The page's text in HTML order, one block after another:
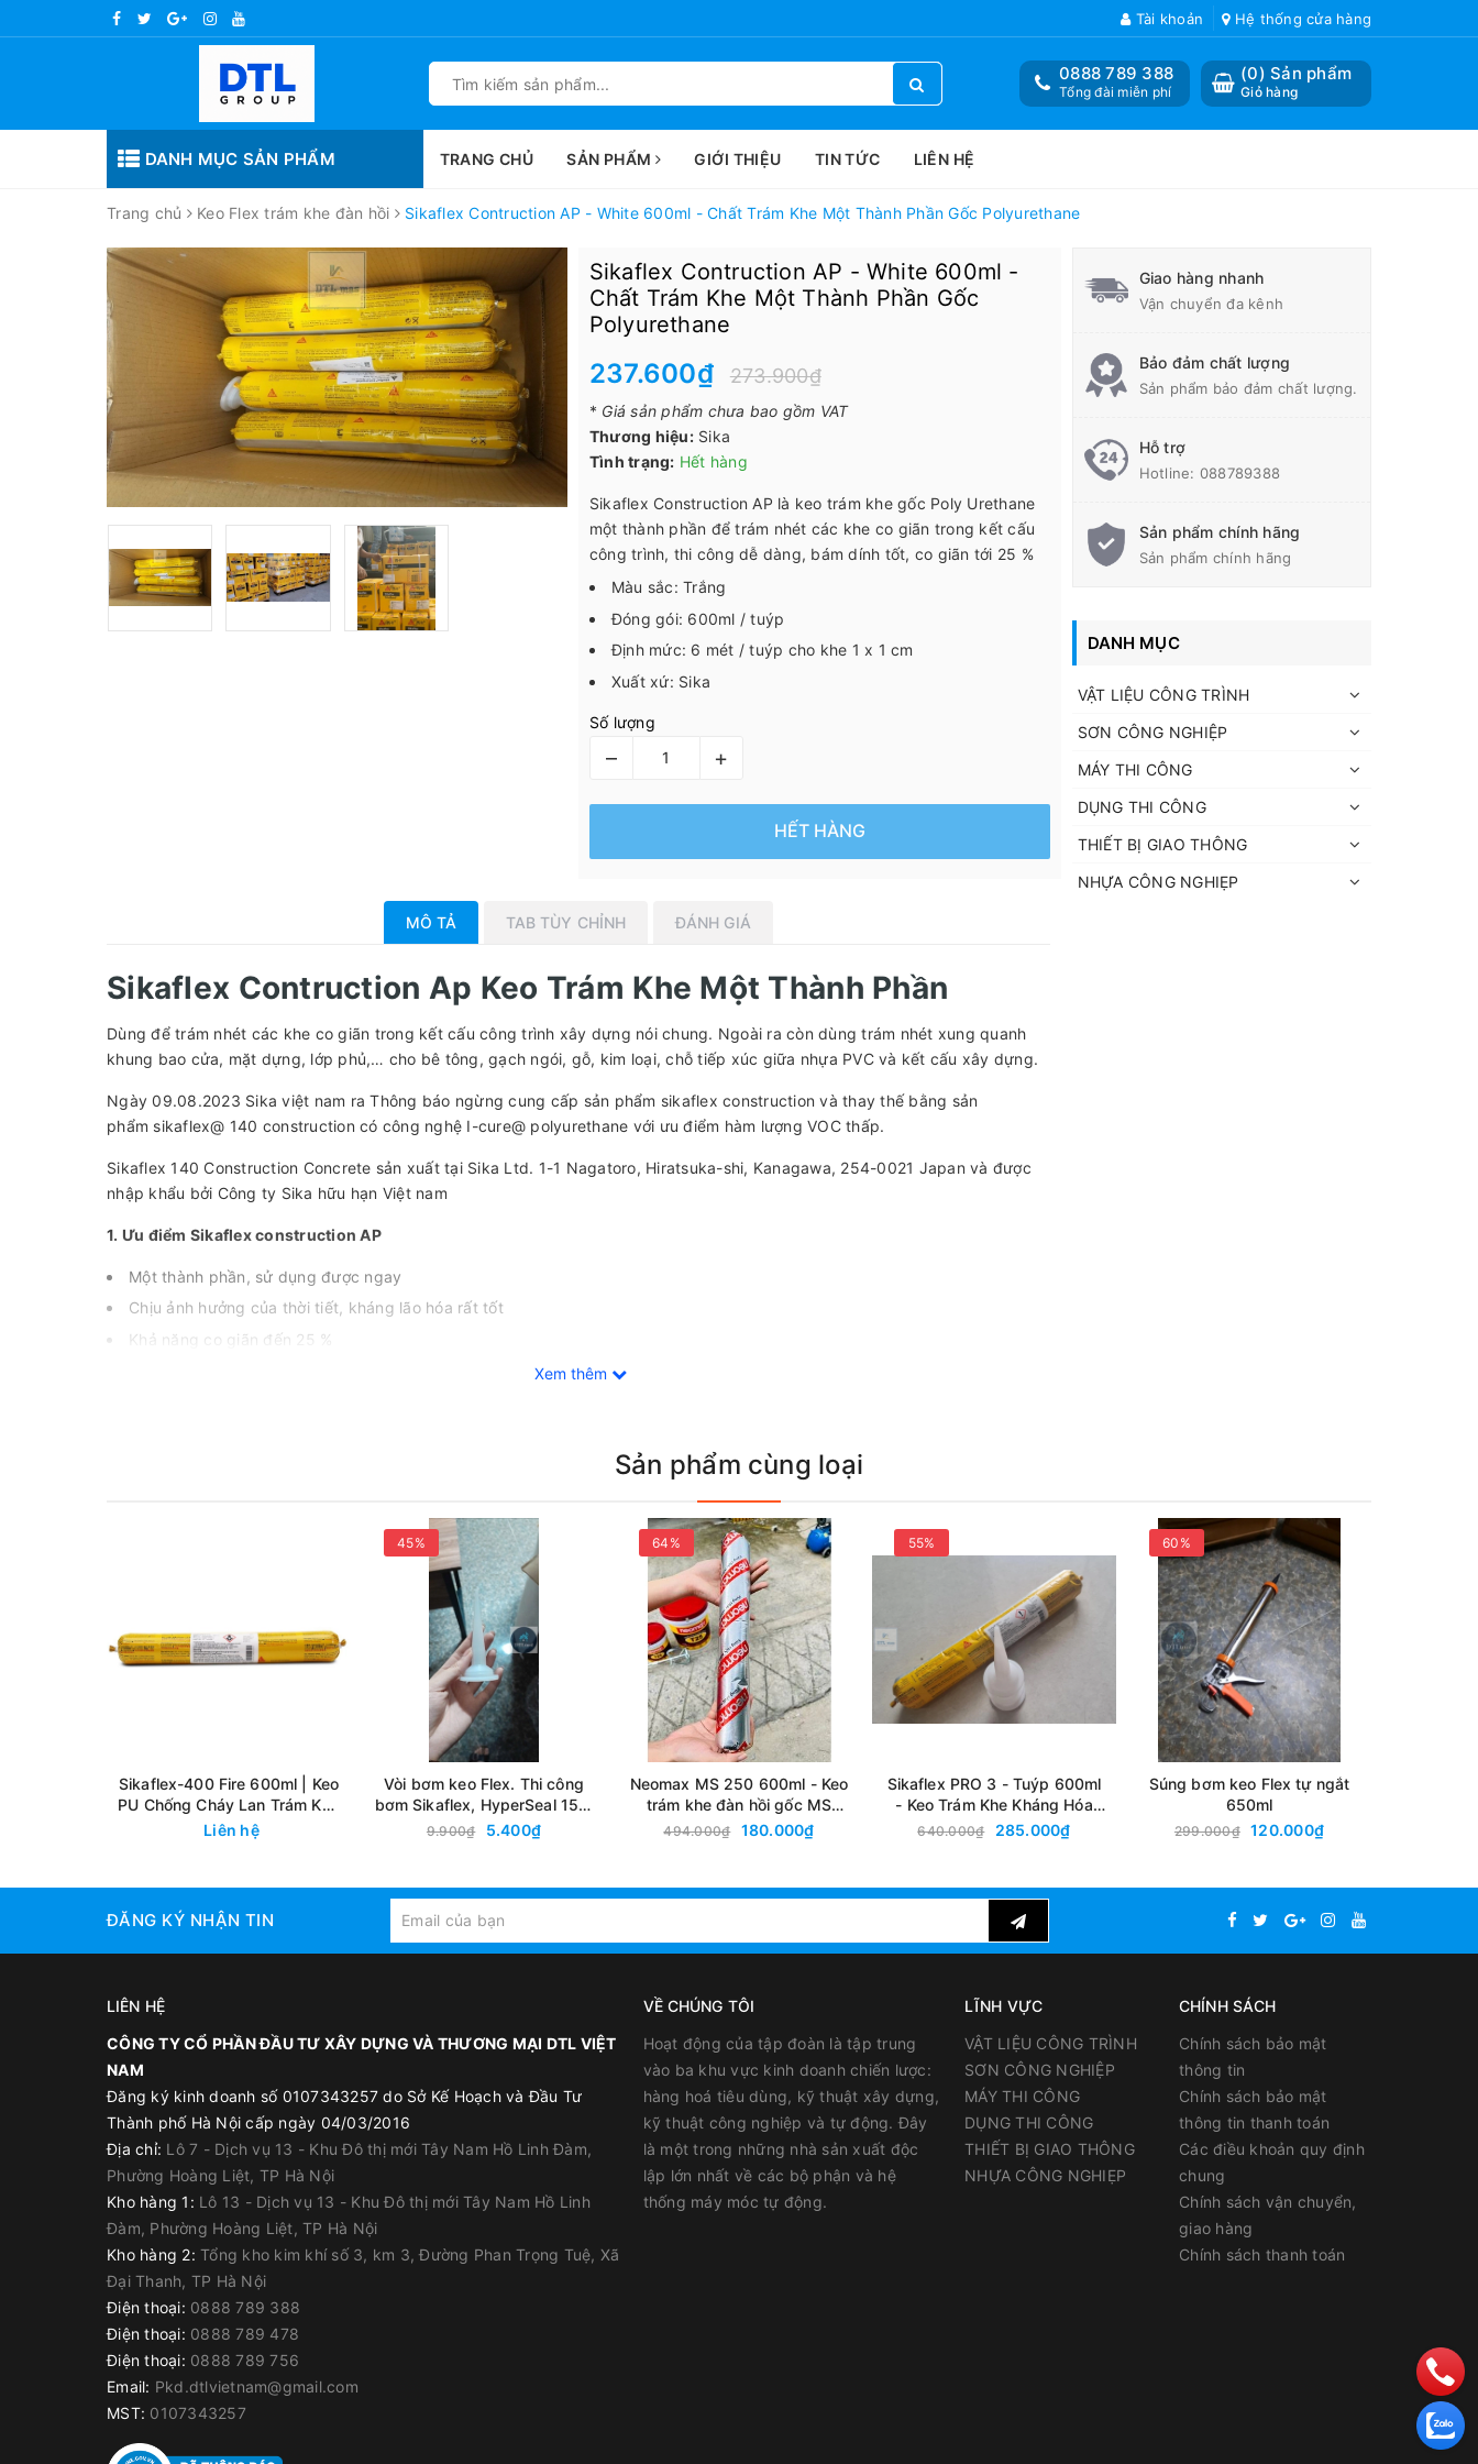
Tài khoản Hệ thống cửa hàng
(0) Sản phẩm
Giỏ hàng
0888 789 388
Tổng đài miễn phí
DANH MỤC SẢN PHẨM TRANG CHỦ SẢN PHẨM GIỚI THIỆU TIN TỨC LIÊN HỆ
Trang chủ Keo Flex trám khe đàn hồi Sikaflex Contruction AP - White 600ml - Chất Trám Khe Một Thành Phần Gốc Polyurethane
Sikaflex Contruction AP - White 600ml -
Chất Trám Khe Một Thành Phần Gốc
Polyurethane
237.600₫ 273.900₫
* Giá sản phẩm chưa bao gồm VAT
Thương hiệu: Sika
Tình trạng: Hết hàng
Sikaflex Construction AP là keo trám khe gốc Poly Urethane
một thành phần để trám nhét các khe co giãn trong kết cấu
công trình, thi công dễ dàng, bám dính tốt, co giãn tới 25 %
Màu sắc: Trắng
Đóng gói: 600ml / tuýp
Định mức: 6 mét / tuýp cho khe 1 x 1 cm
Xuất xứ: Sika
Số lượng
– +
HẾT HÀNG
MÔ TẢ TAB TÙY CHỈNH ĐÁNH GIÁ
Sikaflex Contruction Ap Keo Trám Khe Một Thành Phần
Dùng để trám nhét các khe co giãn trong kết cấu công trình xây dựng nói chung. Ngoài ra còn dùng trám nhét xung quanh
khung bao cửa, mặt dựng, lớp phủ,… cho bê tông, gạch ngói, gỗ, kim loại, chỗ tiếp xúc giữa nhựa PVC và kết cấu xây dựng.
Ngày 09.08.2023 Sika việt nam ra Thông báo ngừng cung cấp sản phẩm sikaflex construction và thay thế bằng sản
phẩm sikaflex@ 140 construction có công nghệ I-cure@ polyurethane với ưu điểm hàm lượng VOC thấp.
Sikaflex 140 Construction Concrete sản xuất tại Sika Ltd. 1-1 Nagatoro, Hiratsuka-shi, Kanagawa, 254-0021 Japan và được
nhập khẩu bởi Công ty Sika hữu hạn Việt nam
1. Ưu điểm Sikaflex construction AP
Một thành phần, sử dụng được ngay
Chịu ảnh hưởng của thời tiết, kháng lão hóa rất tốt
Khả năng co giãn đến 25 %
Chứng nhận: Theo tiêu chuẩn ISO 11600 ( Loại F, tiêu chuẩn 25HM/20LM).
2. Thông tin sản phẩm chất trám khe đàn hồi:
Dạng/ Màu: Trắng, xám bê tông, đen , be
Đóng gói: 600ml/ Tuýp và 20 Tuýp/Thùng
Điều kiện lưu trữ: bảo quản trong điều kiện khô ráo, thoáng mát ở nhiệt độ từ 10
C, không bị ánh sáng mặt trời chiếu
trực tiếp
Thời hạn sử dụng: 12 tháng kể từ ngày sản xuất
Xem thêm
Giao hàng nhanh
Vận chuyển đa kênh
Bảo đảm chất lượng
Sản phẩm bảo đảm chất lượng.
Hỗ trợ
Hotline: 088789388
Sản phẩm chính hãng
Sản phẩm chính hãng
DANH MỤC
VẬT LIỆU CÔNG TRÌNH
SƠN CÔNG NGHIỆP
MÁY THI CÔNG
DỤNG THI CÔNG
THIẾT BỊ GIAO THÔNG
NHỰA CÔNG NGHIẸP
Sản phẩm cùng loại
Sikaflex-400 Fire 600ml | Keo
PU Chống Cháy Lan Trám Khe
Ngăn Cháy 4 Giờ
Liên hệ
45%
Vòi bơm keo Flex. Thi công
bơm Sikaflex, HyperSeal 150,
Keo Silicone Dow Corning
9.900₫ 5.400₫
64%
Neomax MS 250 600ml - Keo
trám khe đàn hồi gốc MS
Polymer
494.000₫ 180.000₫
55%
Sikaflex PRO 3 - Tuýp 600ml
- Keo Trám Khe Kháng Hóa
Chất Đàn Hồi Cao (Sản phẩm
640.000₫ 285.000₫
60%
Súng bơm keo Flex tự ngắt
650ml
299.000₫ 120.000₫
ĐĂNG KÝ NHẬN TIN
LIÊN HỆ
CÔNG TY CỔ PHẦN ĐẦU TƯ XÂY DỰNG VÀ THƯƠNG MẠI DTL VIỆT
NAM
Đăng ký kinh doanh số 0107343257 do Sở Kế Hoạch và Đầu Tư
Thành phố Hà Nội cấp ngày 04/03/2016
Địa chỉ: Lô 7 - Dịch vụ 13 - Khu Đô thị mới Tây Nam Hồ Linh Đàm,
Phường Hoàng Liệt, TP Hà Nội
Kho hàng 1: Lô 13 - Dịch vụ 13 - Khu Đô thị mới Tây Nam Hồ Linh
Đàm, Phường Hoàng Liệt, TP Hà Nội
Kho hàng 2: Tổng kho kim khí số 3, km 3, Đường Phan Trọng Tuệ, Xã
Đại Thanh, TP Hà Nội
Điện thoại: 0888 789 388
Điện thoại: 0888 789 478
Điện thoại: 0888 789 756
Email: Pkd.dtlvietnam@gmail.com
MST: 0107343257
VỀ CHÚNG TÔI
Hoạt động của tập đoàn là tập trung
vào ba khu vực kinh doanh chiến lược:
hàng hoá tiêu dùng, kỹ thuật xây dựng,
kỹ thuật công nghiệp và tự động. Đây
là một trong những nhà sản xuất độc
lập lớn nhất về các bộ phận và hệ
thống máy móc tự động.
LĨNH VỰC
VẬT LIỆU CÔNG TRÌNH
SƠN CÔNG NGHIỆP
MÁY THI CÔNG
DỤNG THI CÔNG
THIẾT BỊ GIAO THÔNG
NHỰA CÔNG NGHIẸP
CHÍNH SÁCH
Chính sách bảo mật
thông tin
Chính sách bảo mật
thông tin thanh toán
Các điều khoản quy định
chung
Chính sách vận chuyển,
giao hàng
Chính sách thanh toán